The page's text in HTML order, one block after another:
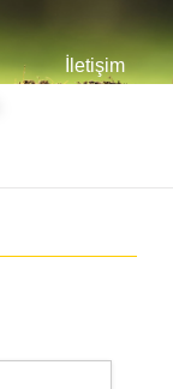
İletişim